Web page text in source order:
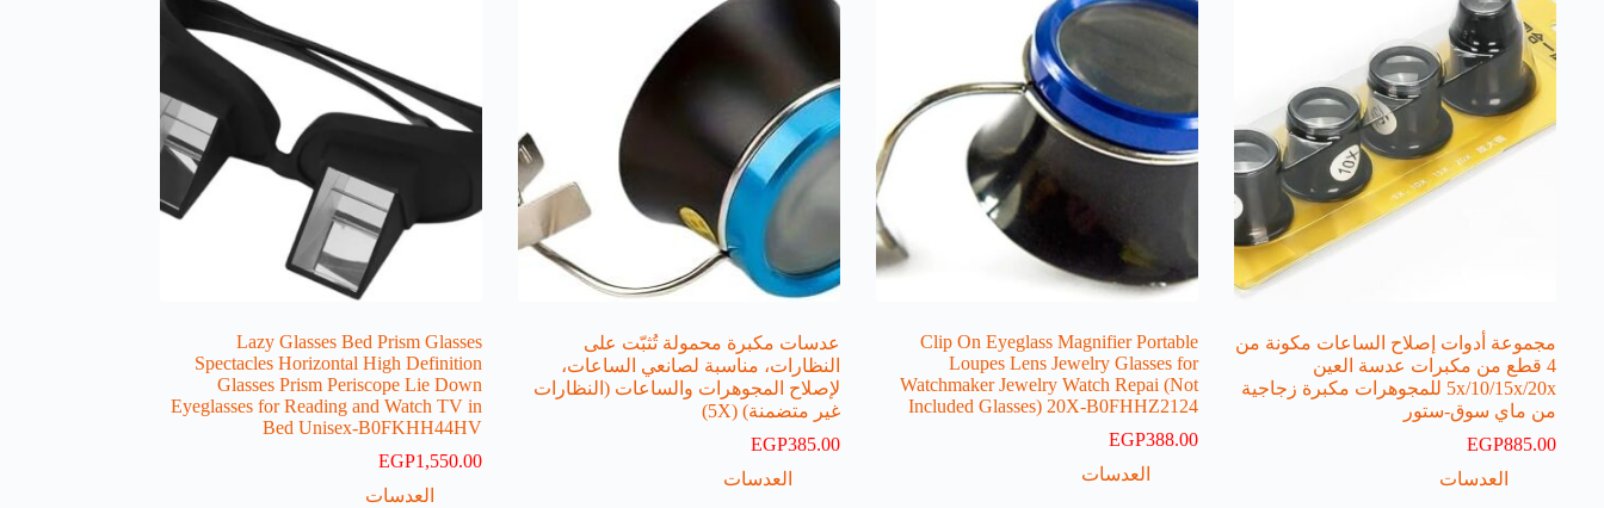
مجموعة أدوات إصلاح الساعات مكونة من
4 قطع من مكبرات عدسة العين
5x/10/15x/20x للمجوهرات مكبرة زجاجية
من ماي سوق-ستور
EGP885.00
العدسات
Clip On Eyeglass Magnifier Portable
Loupes Lens Jewelry Glasses for
Watchmaker Jewelry Watch Repai (Not
Included Glasses) 20X-B0FHHZ2124
EGP388.00
العدسات
عدسات مكبرة محمولة تُثبّت على
النظارات، مناسبة لصانعي الساعات،
لإصلاح المجوهرات والساعات (النظارات
غير متضمنة) (5X)
EGP385.00
العدسات
Lazy Glasses Bed Prism Glasses
Spectacles Horizontal High Definition
Glasses Prism Periscope Lie Down
Eyeglasses for Reading and Watch TV in
Bed Unisex-B0FKHH44HV
EGP1,550.00
العدسات